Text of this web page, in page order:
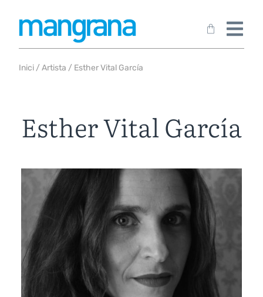
Inici /Artista / Esther Vital García
Esther Vital García